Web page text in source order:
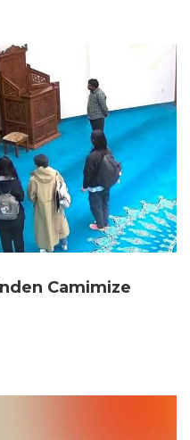
Camimize